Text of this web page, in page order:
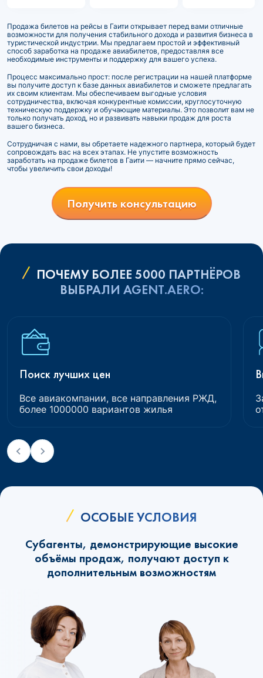
Продажа билетов на рейсы в Гаити открывает перед вами отличные
возможности для получения стабильного дохода и развития бизнеса в
туристической индустрии. Мы предлагаем простой и эффективный
способ заработка на продаже авиабилетов, предоставляя все
необходимые инструменты и поддержку для вашего успеха.
Процесс максимально прост: после регистрации на нашей платформе
вы получите доступ к базе данных авиабилетов и сможете предлагать
их своим клиентам. Мы обеспечиваем выгодные условия
сотрудничества, включая конкурентные комиссии, круглосуточную
техническую поддержку и обучающие материалы. Это позволит вам не
только получать доход, но и развивать навыки продаж для роста
вашего бизнеса.
Сотрудничая с нами, вы обретаете надежного партнера, который будет
сопровождать вас на всех этапах. Не упустите возможность
заработать на продаже билетов в Гаити — начните прямо сейчас,
чтобы увеличить свои доходы!
Получить консультацию
ПОЧЕМУ БОЛЕЕ 5000 ПАРТНЁРОВ
ВЫБРАЛИ AGENT.AERO:
Поиск лучших цен
Все авиакомпании, все направления РЖД,
более 1000000 вариантов жилья
ОСОБЫЕ УСЛОВИЯ
Субагенты, демонстрирующие высокие
объёмы продаж, получают доступ к
дополнительным возможностям